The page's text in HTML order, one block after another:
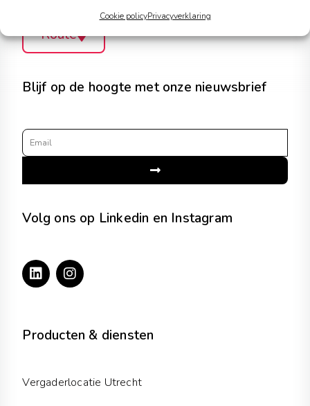
Cookie policyPrivacyverklaring
Route
Producten & diensten
Vergaderlocatie Utrecht
Blijf op de hoogte met onze nieuwsbrief
Email
Volg ons op Linkedin en Instagram
L
i
n
d
I
n
s
g
m